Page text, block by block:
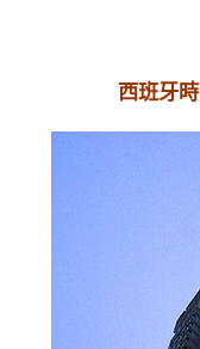
西班牙